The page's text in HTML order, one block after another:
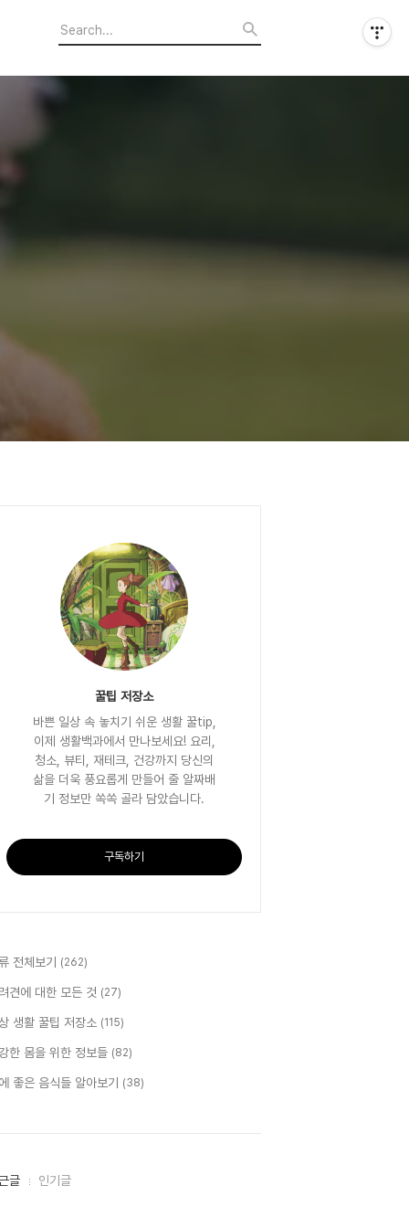
꿀팁 저장소
바쁜 일상 속 놓치기 쉬운 생활 꿀tip,
이제 생활백과에서 만나보세요! 요리,
청소, 뷰티, 재테크, 건강까지 당신의
삶을 더욱 풍요롭게 만들어 줄 알짜배
기 정보만 쏙쏙 골라 담았습니다.
구독하기
전체보기 (262)
견에 대한 모든 것 (27)
생활 꿀팁 저장소 (115)
한 몸을 위한 정보들 (82)
좋은 음식들 알아보기 (38)
글 인기글